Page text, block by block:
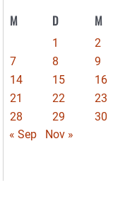
M D M
1 2
7
8 9
14
15 16
21
22 23
28
29 30
« Sep
Nov »